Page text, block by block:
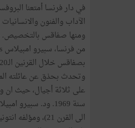
في دار فرنسا أمتعنا
الآداب والفنون
ومنها صفاقس بالتخصيص.
وتحدث بحذق عن عائلته
على ثلاثة أجيال، حيث ان